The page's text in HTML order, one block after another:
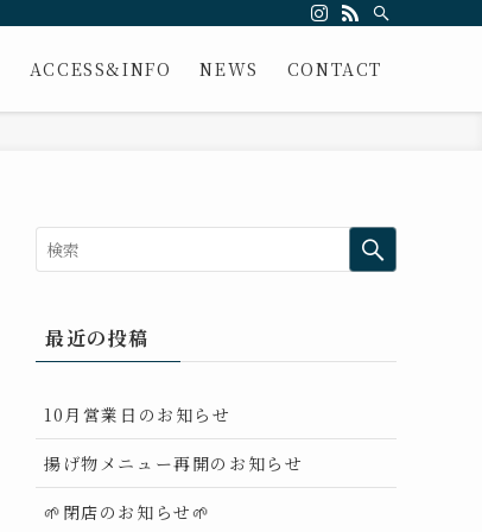
ACCESS&INFO NEWS CONTACT
最近の投稿
10月営業日のお知らせ
揚げ物メニュー再開のお知らせ
🌱閉店のお知らせ🌱